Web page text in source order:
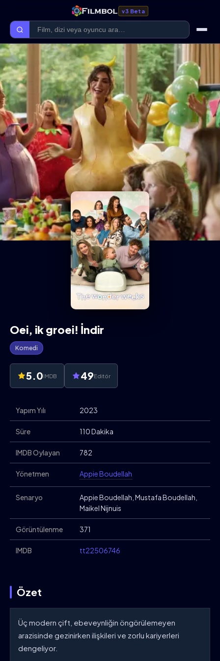
v3 Beta
Ana Sayfa
Forum
Kategoriler
Kaliteler
Film Kategorileri
Dizi Kategorileri
Giriş Yap
Oei, ik groei! İndir
Komedi
5.0IMDB 49Editör
Yapım Yılı 2023
Süre 110 Dakika
IMDB Oylayan 782
Yönetmen Appie Boudellah
Senaryo
Appie Boudellah, Mustafa Boudellah,
Maikel Nijnuis
Görüntülenme 371
IMDB tt22506746
Özet
Üç modern çift, ebeveynliğin öngörülemeyen
arazisinde gezinirken ilişkileri ve zorlu kariyerleri
dengeliyor.